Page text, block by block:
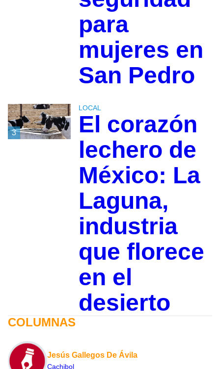
para
mujeres en
San Pedro
3
LOCAL
El corazón
lechero de
México: La
Laguna,
industria
que florece
en el
desierto
COLUMNAS
Jesús Gallegos De Ávila
Cachibol